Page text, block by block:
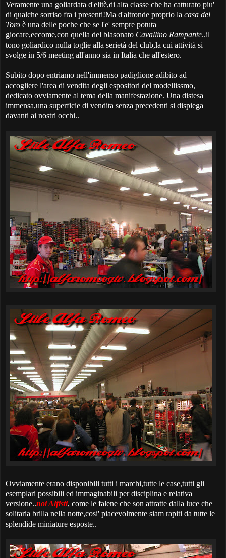
Veramente una goliardata d'elitè,di alta classe che ha catturato piu'
di qualche sorriso fra i presenti!Ma d'altronde proprio la casa del
Toro è una delle poche che se l'e' sempre potuta
giocare,eccome,con quella del blasonato Cavallino Rampante..il
tono goliardico nulla toglie alla serietà del club,la cui attività si
svolge in 5/6 meeting all'anno sia in Italia che all'estero.
Subito dopo entriamo nell'immenso padiglione adibito ad
accogliere l'area di vendita degli espositori del modellissmo,
dedicato ovviamente al tema della manifestazione. Una distesa
immensa,una superficie di vendita senza precedenti si dispiega
davanti ai nostri occhi..
Ovviamente erano disponibili tutti i marchi,tutte le case,tutti gli
esemplari possibili ed immaginabili per disciplina e relativa
versione..noi Alfisti, come le falene che son attratte dalla luce che
solitaria brilla nella notte,cosi' piacevolmente siam rapiti da tutte le
splendide miniature esposte..